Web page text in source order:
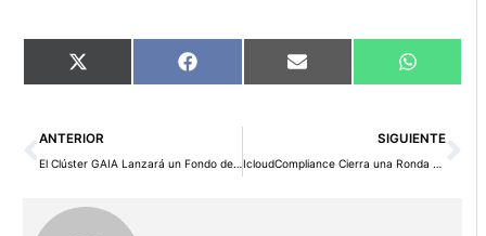
Compartir
en
X
(Twitter)
Compartir
en
Facebook Compartir
en
Email
en
Ant
ANTERIOR
El Clúster GAIA Lanzará un Fondo de Capital Riesgo y una Plataforma de Inteligencia Estratégica para Impulsar el Desarrollo Tecnológico
SIGUIENTE
IcloudCompliance Cierra una Ronda de Inversión de 2 Millones de Euros con Liderazgo de HWK Tech Investment